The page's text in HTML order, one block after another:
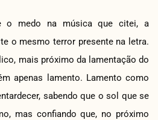
o medo na música que citei, a
o mesmo terror presente na letra.
mais próximo da lamentação do
apenas lamento. Lamento como
sabendo que o sol que se
mas confiando que, no próximo